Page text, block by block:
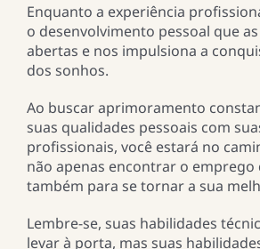
Enquanto a experiência
o desenvolvimento pessoal que
abertas e nos impulsiona a
dos sonhos.
Ao buscar aprimoramento
suas qualidades pessoais com
profissionais, você estará no
não apenas encontrar o emprego
também para se tornar a sua
Lembre-se, suas habilidades
levar à porta, mas suas